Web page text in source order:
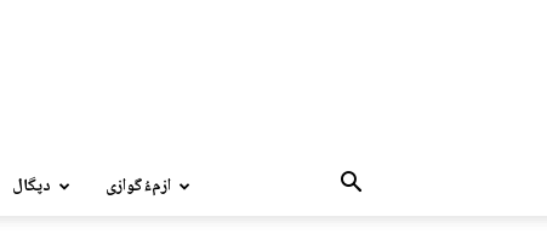
دپگال ازمءُگوازی